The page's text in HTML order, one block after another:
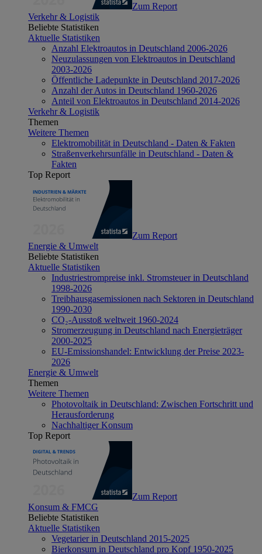
Zum Report
Verkehr & Logistik
Beliebte Statistiken
Aktuelle Statistiken
Anzahl Elektroautos in Deutschland 2006-2026
Neuzulassungen von Elektroautos in Deutschland
2003-2026
Öffentliche Ladepunkte in Deutschland 2017-2026
Anzahl der Autos in Deutschland 1960-2026
Anteil von Elektroautos in Deutschland 2014-2026
Verkehr & Logistik
Themen
Weitere Themen
Elektromobilität in Deutschland - Daten & Fakten
Straßenverkehrsunfälle in Deutschland - Daten &
Fakten
Top Report
Zum Report
Energie & Umwelt
Beliebte Statistiken
Aktuelle Statistiken
Industriestrompreise inkl. Stromsteuer in Deutschland
1998-2026
Treibhausgasemissionen nach Sektoren in Deutschland
1990-2030
CO₂-Ausstoß weltweit 1960-2024
Stromerzeugung in Deutschland nach Energieträger
2000-2025
EU-Emissionshandel: Entwicklung der Preise 2023-
2026
Energie & Umwelt
Themen
Weitere Themen
Photovoltaik in Deutschland: Zwischen Fortschritt und
Herausforderung
Nachhaltiger Konsum
Top Report
Zum Report
Konsum & FMCG
Beliebte Statistiken
Aktuelle Statistiken
Vegetarier in Deutschland 2015-2025
Bierkonsum in Deutschland pro Kopf 1950-2025